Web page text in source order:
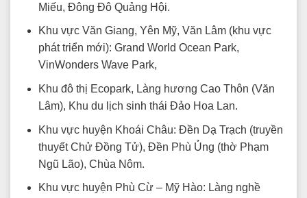
Miếu, Đông Đô Quảng Hội.
Khu vực Văn Giang, Yên Mỹ, Văn Lâm (khu vực
phát triển mới): Grand World Ocean Park,
VinWonders Wave Park,
Khu đô thị Ecopark, Làng hương Cao Thôn (Văn
Lâm), Khu du lịch sinh thái Đảo Hoa Lan.
Khu vực huyện Khoái Châu: Đền Dạ Trạch (truyền
thuyết Chử Đồng Tử), Đền Phù Ủng (thờ Phạm
Ngũ Lão), Chùa Nôm.
Khu vực huyện Phù Cừ – Mỹ Hào: Làng nghề